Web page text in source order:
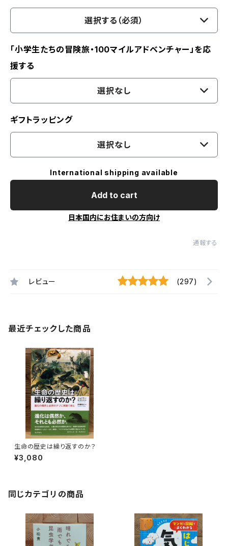
選択する（必須）
「小学生たちの冒険旅・100マイルアドベンチャー」を応
援する
選択なし
ギフトラッピング
選択なし
International shipping available
Add to cart
日本国内にお住まいの方向け
通報する
レビュー (297)
最近チェックした商品
生命の歴史は繰り返すのか？
¥3,080
同じカテゴリの商品